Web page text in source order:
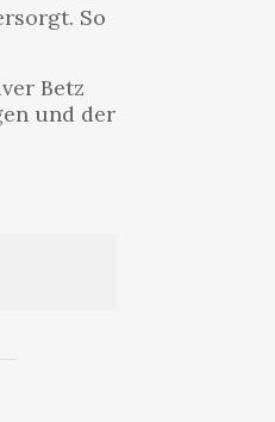
So
Betz
und der